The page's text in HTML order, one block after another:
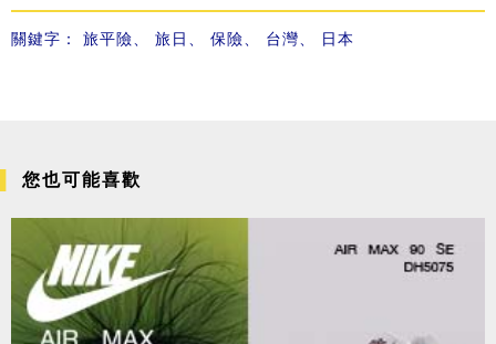
關鍵字： 旅平險 旅日 保險 台灣 日本
您也可能喜歡